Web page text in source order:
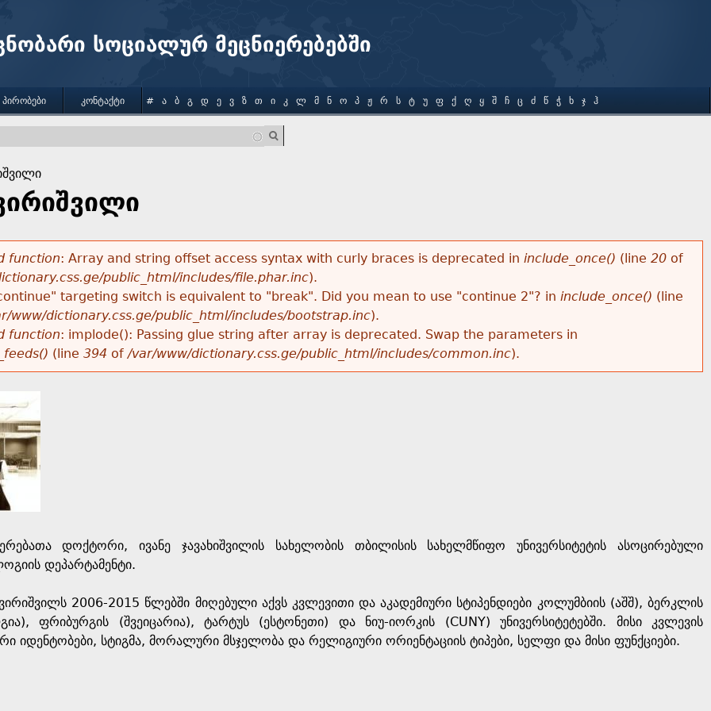
სოციალურ მეცნიერებებში
function: Array and string offset access syntax with curly braces is deprecated in include_once() (line 20of
public_html/includes/file.phar.inc).
targeting switch is equivalent to "break". Did you mean to use "continue 2"? in include_once() (line
www/dictionary.css.ge/public_html/includes/bootstrap.inc).
function: implode(): Passing glue string after array is deprecated. Swap the parameters in
(line 394 of/var/www/dictionary.css.ge/public_html/includes/common.inc).
დოქტორი, ივანე ჯავახიშვილის სახელობის თბილისის სახელმწიფო უნივერსიტეტის ასოცირებული
დეპარტამენტი.
2006-2015 წლებში მიღებული აქვს კვლევითი და აკადემიური სტიპენდიები კოლუმბიის (აშშ), ბერკლის
ფრიბურგის (შვეიცარია), ტარტუს (ესტონეთი) და ნიუ-იორკის (CUNY) უნივერსიტეტებში. მისი კვლევის
იდენტობები, სტიგმა, მორალური მსჯელობა და რელიგიური ორიენტაციის ტიპები, სელფი და მისი ფუნქციები.
ᲞᲘᲠᲝᲑᲔᲑᲘ ᲙᲝᲜᲢᲐᲥᲢᲘ # Ა Ბ Გ Დ Ე Ვ Ზ Თ Ი Კ Ლ Მ Ნ Ო Პ Ჟ Რ Ს Ტ Უ Ფ Ქ Ღ Ყ Შ Ჩ Ც Ძ Წ Ჭ Ხ Ჯ Ჰ